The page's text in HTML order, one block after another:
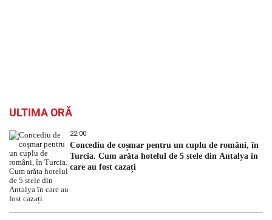
ULTIMA ORĂ
22:00
Concediu de coșmar pentru un cuplu de români, în
Turcia. Cum arăta hotelul de 5 stele din Antalya în
care au fost cazați